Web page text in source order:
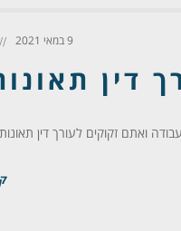
9 במאי 2021
דין
ואתם זקוקים לעורך דין